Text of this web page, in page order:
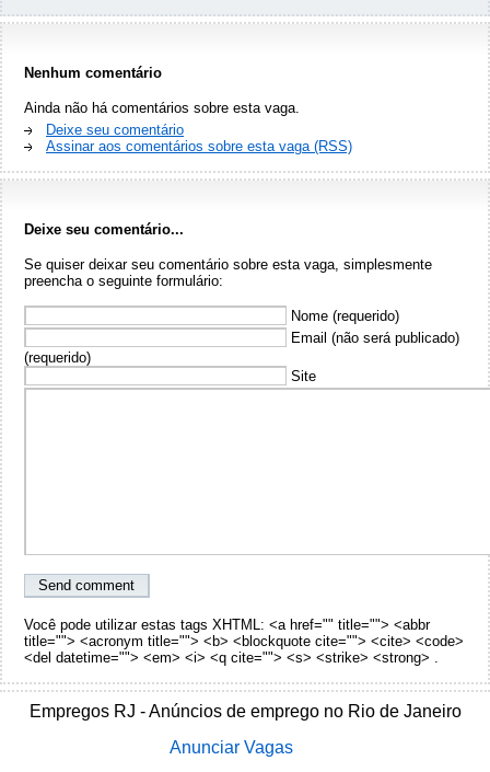
Nenhum comentário
Ainda não há comentários sobre esta vaga.
Deixe seu comentário
Assinar aos comentários sobre esta vaga (RSS)
Deixe seu comentário...
Se quiser deixar seu comentário sobre esta vaga, simplesmente
preencha o seguinte formulário:
Nome (requerido)
Email (não será publicado)
(requerido)
Site
Você pode utilizar estas tags XHTML: <a href="" title=""> <abbr
title=""> <acronym title=""> <b> <blockquote cite=""> <cite> <code>
<del datetime=""> <em> <i> <q cite=""> <s> <strike> <strong> .
Empregos RJ - Anúncios de emprego no Rio de Janeiro
Anunciar Vagas